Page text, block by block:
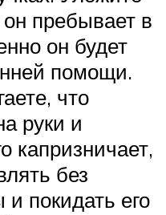
он пребывает в
он будет
помощи.
что
руки и
капризничает,
без
покидать его